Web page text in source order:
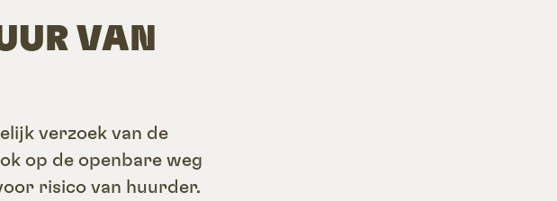
VAN
verzoek van de
op de openbare weg
risico van huurder.